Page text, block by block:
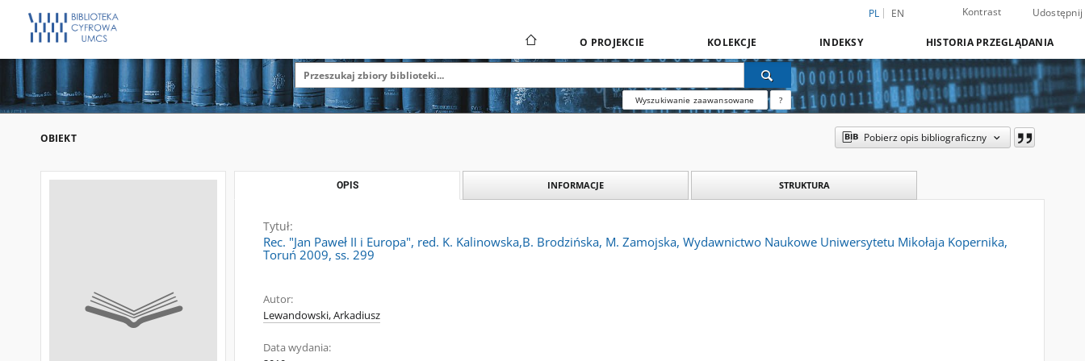
PL EN Kontrast Udostępnij
O PROJEKCIE KOLEKCJE INDEKSY HISTORIA PRZEGLĄDANIA
Wyszukiwanie zaawansowane ?
OBIEKT Pobierz opis bibliograficzny
OPIS INFORMACJE STRUKTURA
Tytuł:
Rec. "Jan Paweł II i Europa", red. K. Kalinowska,B. Brodzińska, M. Zamojska, Wydawnictwo Naukowe Uniwersytetu Mikołaja Kopernika,
Toruń 2009, ss. 299
Autor:
Lewandowski, Arkadiusz
Data wydania: